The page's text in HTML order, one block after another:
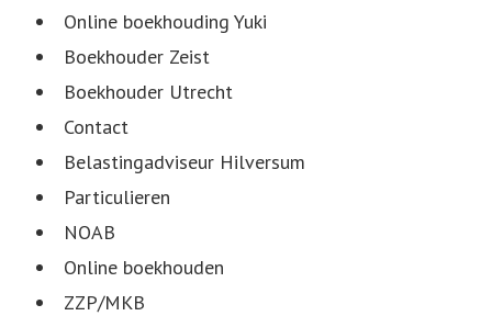
Online boekhouding Yuki
Boekhouder Zeist
Boekhouder Utrecht
Contact
Belastingadviseur Hilversum
Particulieren
NOAB
Online boekhouden
ZZP/MKB